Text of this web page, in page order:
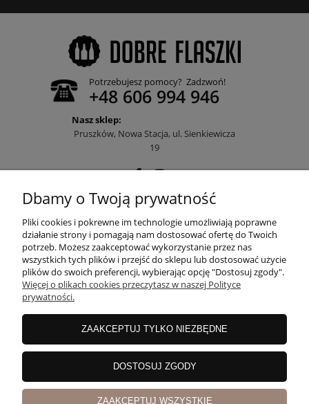
Potrzebujesz pomocy? Zadzwoń!
+48 606 994 946
Nasz sklep:
Pruszków, Nowa Stacja, ul. Sienkiewicza
19
POMOC
MOJE KONTO
PŁATNOŚCI I DOSTAWA
INFORMACJE
Dbamy o Twoją prywatność
Pliki cookies i pokrewne im technologie umożliwiają poprawne
działanie strony i pomagają nam dostosować ofertę do Twoich
potrzeb. Możesz zaakceptować wykorzystanie przez nas
wszystkich tych plików i przejść do sklepu lub dostosować użycie
plików do swoich preferencji, wybierając opcję "Dostosuj zgody".
Więcej o plikach cookies przeczytasz w naszej Polityce
prywatności.
ZAAKCEPTUJ TYLKO NIEZBĘDNE
DOSTOSUJ ZGODY
ZAAKCEPTUJ WSZYSTKIE